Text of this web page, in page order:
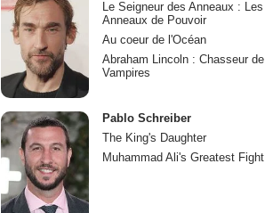
Le Seigneur des Anneaux : Les
Anneaux de Pouvoir
Au coeur de l'Océan
Abraham Lincoln : Chasseur de
Vampires
Pablo Schreiber
The King's Daughter
Muhammad Ali's Greatest Fight